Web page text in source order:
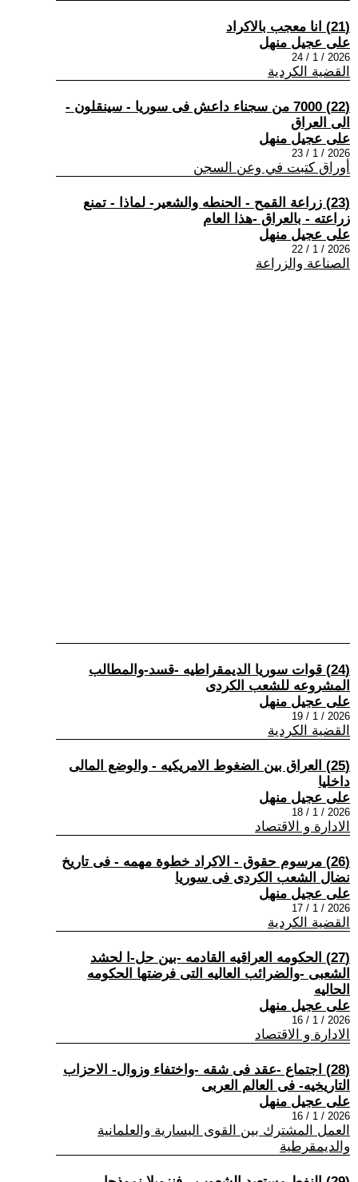
(21) انا معجب بالاكراد
على عجيل منهل
2026 / 1 / 24
القضية الكردية
(22) 7000 من سجناء داعش فى سوريا - سينقلون -
الى العراق
على عجيل منهل
2026 / 1 / 23
أوراق كتبت في وعن السجن
(23) زراعة القمح - الحنطه والشعير- لماذا - تمنع
زراعته - بالعراق -هذا العام
على عجيل منهل
2026 / 1 / 22
الصناعة والزراعة
(24) قوات سوريا الديمقراطيه -قسد-والمطالب
المشروعه للشعب الكردى
على عجيل منهل
2026 / 1 / 19
القضية الكردية
(25) العراق بين الضغوط الامريكيه - والوضع المالى
داخليا
على عجيل منهل
2026 / 1 / 18
الادارة و الاقتصاد
(26) مرسوم حقوق - الاكراد خطوة مهمه - فى تاريخ
نضال الشعب الكردى فى سوريا
على عجيل منهل
2026 / 1 / 17
القضية الكردية
(27) الحكومه العراقيه القادمه -بين حل-ا لحشد
الشعبى -والضرائب العاليه التى فرضتها الحكومه
الحاليه
على عجيل منهل
2026 / 1 / 16
الادارة و الاقتصاد
(28) اجتماع -عقد فى شقه -واختفاء وزوال- الاحزاب
التاريخيه- فى العالم العربى
على عجيل منهل
2026 / 1 / 16
العمل المشترك بين القوى اليسارية والعلمانية
والديمقرطية